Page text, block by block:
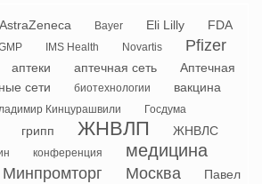
AstraZeneca Bayer Eli Lilly FDA
IMS Health Novartis
Pfizer
аптеки аптечная сеть
Аптечная
сети биотехнологии вакцина
Кинцурашвили Госдума
грипп ЖНВЛП ЖНВЛС
конференция медицина
Минпромторг Москва
Павел